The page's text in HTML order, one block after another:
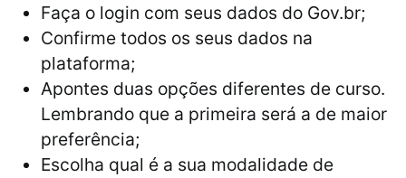
Faça o login com seus dados do Gov.br;
Confirme todos os seus dados na
plataforma;
Apontes duas opções diferentes de curso.
Lembrando que a primeira será a de maior
preferência;
Escolha qual é a sua modalidade de